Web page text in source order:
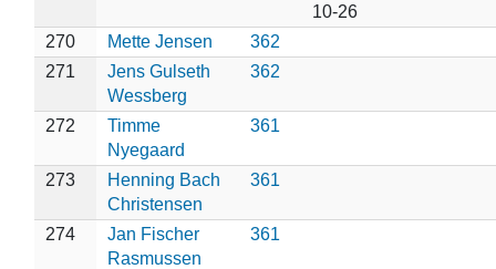
10-26
270 Mette Jensen
362
271
Jens Gulseth
Wessberg
362
272
Timme
Nyegaard
361
273
Henning Bach
Christensen
361
274
Jan Fischer
Rasmussen
361